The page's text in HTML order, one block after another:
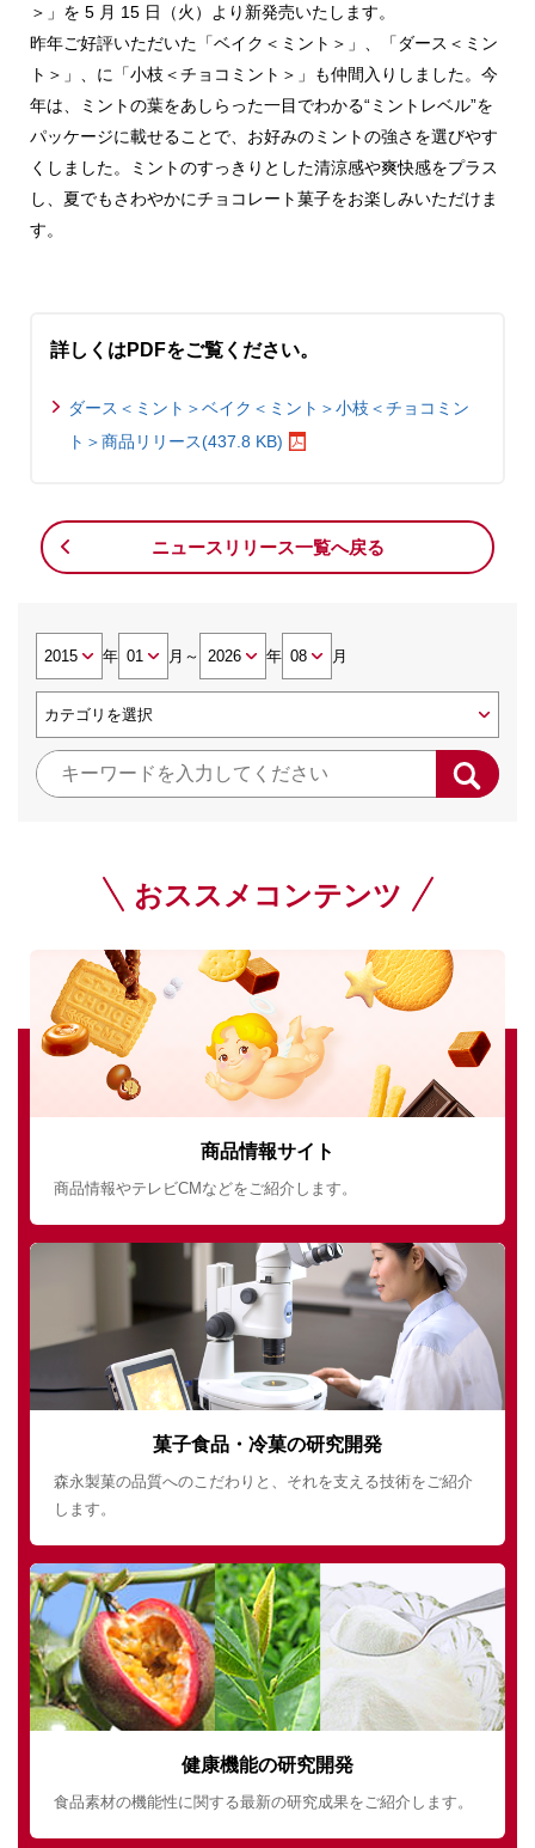
＞」を 5 月 15 日（火）より新発売いたします。
昨年ご好評いただいた「ベイク＜ミント＞」、「ダース＜ミン
ト＞」、に「小枝＜チョコミント＞」も仲間入りしました。今
年は、ミントの葉をあしらった一目でわかる“ミントレベル”を
パッケージに載せることで、お好みのミントの強さを選びやす
くしました。ミントのすっきりとした清涼感や爽快感をプラス
し、夏でもさわやかにチョコレート菓子をお楽しみいただけま
す。
詳しくはPDFをご覧ください。
ダース＜ミント＞ベイク＜ミント＞小枝＜チョコミン
ト＞商品リリース(437.8 KB)
ニュースリリース一覧へ戻る
年 月 ～ 年 月
おススメコンテンツ
商品情報サイト
商品情報やテレビCMなどをご紹介します。
菓子食品・冷菓の研究開発
森永製菓の品質へのこだわりと、それを支える技術をご紹介
します。
健康機能の研究開発
食品素材の機能性に関する最新の研究成果をご紹介します。